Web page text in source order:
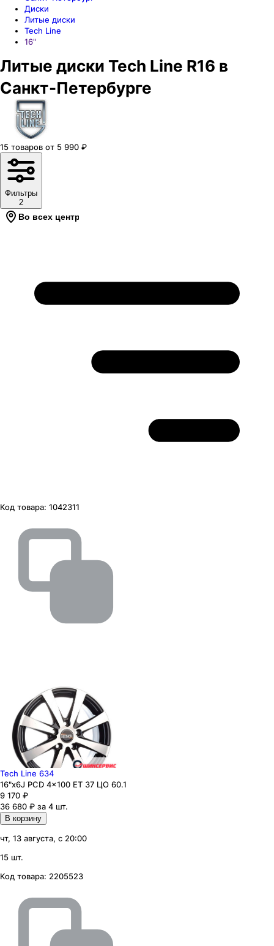
Диски
Литые диски
Tech Line
16"
Литые диски Tech Line R16 в
Санкт-Петербурге
15 товаров от 5 990 ₽
Фильтры
2
Во всех центрах
Код товара: 1042311
Tech Line 634
16"x6J PCD 4x100 ЕТ 37 ЦО 60.1
9 170 ₽
36 680 ₽ за 4 шт.
В корзину
чт, 13 августа, с 20:00
15 шт.
Код товара: 2205523